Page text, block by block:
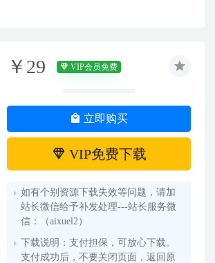
￥29 VIP会员免费
立即购买
VIP免费下载
如有个别资源下载失效等问题，请加
站长微信给予补发处理---站长服务微
信：（aixuel2）
下载说明：支付担保，可放心下载。
支付成功后，不要关闭页面，返回原